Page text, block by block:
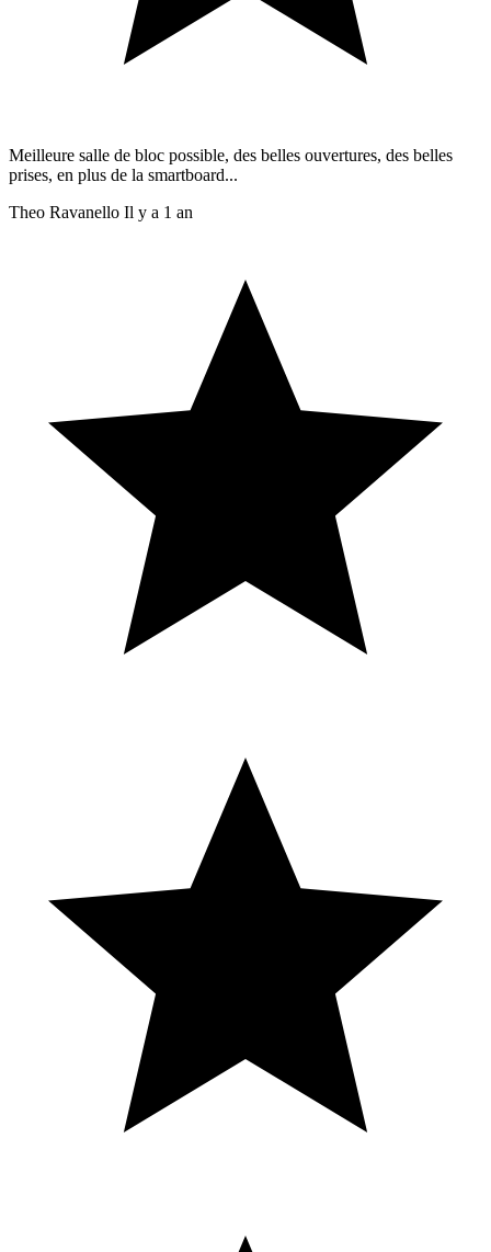
Meilleure salle de bloc possible, des belles ouvertures, des belles
prises, en plus de la smartboard...
Theo Ravanello Il y a 1 an